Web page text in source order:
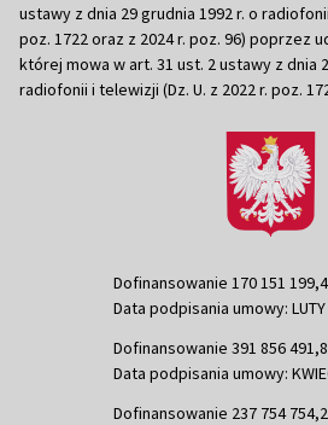
ustawy z dnia 29 grudnia 1992 r. o
poz. 1722 oraz z 2024 r. poz. 96) poprzez
której mowa w art. 31 ust. 2 ustawy z dnia
radiofonii i telewizji (Dz. U. z 2022 r. poz.
Dofinansowanie 170 151
Data podpisania umowy:
Dofinansowanie 391 856
Data podpisania umowy:
Dofinansowanie 237 754